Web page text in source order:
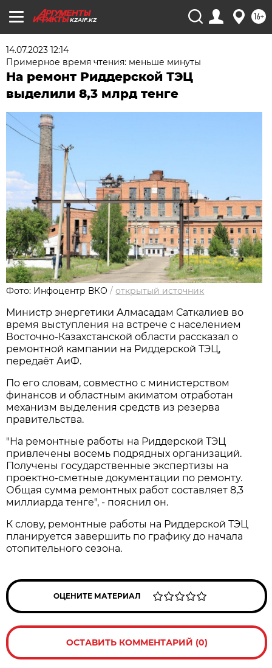
KZAIF.KZ 16+
14.07.2023 12:14
Примерное время чтения: меньше минуты
На ремонт Риддерской ТЭЦ
выделили 8,3 млрд тенге
Фото: Инфоцентр ВКО /открытый источник
Министр энергетики Алмасадам Саткалиев во
время выступления на встрече с населением
Восточно-Казахстанской области рассказал о
ремонтной кампании на Риддерской ТЭЦ,
передаёт АиФ.
По его словам, совместно с министерством
финансов и областным акиматом отработан
механизм выделения средств из резерва
правительства.
"На ремонтные работы на Риддерской ТЭЦ
привлечены восемь подрядных организаций.
Получены государственные экспертизы на
проектно-сметные документации по ремонту.
Общая сумма ремонтных работ составляет 8,3
миллиарда тенге", - пояснил он.
К слову, ремонтные работы на Риддерской ТЭЦ
планируется завершить по графику до начала
отопительного сезона.
ОЦЕНИТЕ МАТЕРИАЛ
ОСТАВИТЬ КОММЕНТАРИЙ (0)